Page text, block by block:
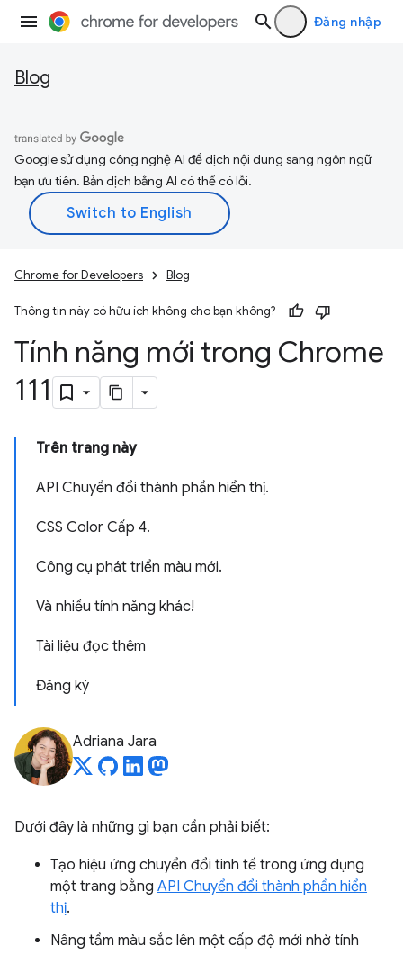
Đăng nhập
Blog
Google sử dụng công nghệ AI để dịch nội dung sang ngôn ngữ
bạn ưu tiên. Bản dịch bằng AI có thể có lỗi.
Chrome for Developers Blog
Thông tin này có hữu ích không cho bạn không?
Tính năng mới trong Chrome
111
Trên trang này
API Chuyển đổi thành phần hiển thị.
CSS Color Cấp 4.
Công cụ phát triển màu mới.
Và nhiều tính năng khác!
Tài liệu đọc thêm
Đăng ký
Adriana Jara
Dưới đây là những gì bạn cần phải biết:
Tạo hiệu ứng chuyển đổi tinh tế trong ứng dụng
một trang bằng API Chuyển đổi thành phần hiển
thị.
Nâng tầm màu sắc lên một cấp độ mới nhờ tính